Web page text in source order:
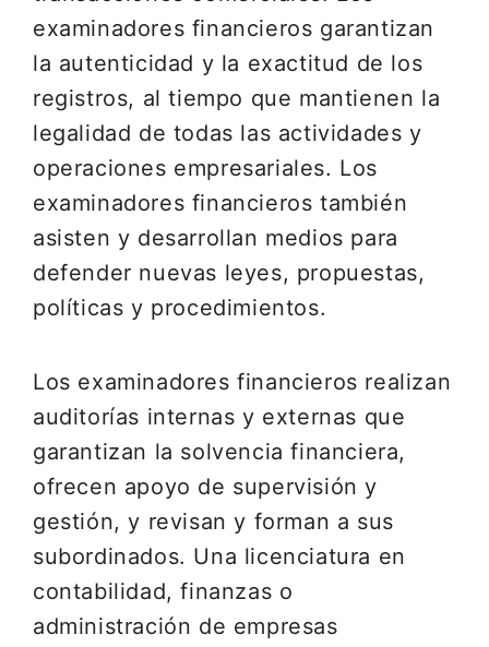
examinadores financieros garantizan
la autenticidad y la exactitud de los
registros, al tiempo que mantienen la
legalidad de todas las actividades y
operaciones empresariales. Los
examinadores financieros también
asisten y desarrollan medios para
defender nuevas leyes, propuestas,
políticas y procedimientos.
Los examinadores financieros realizan
auditorías internas y externas que
garantizan la solvencia financiera,
ofrecen apoyo de supervisión y
gestión, y revisan y forman a sus
subordinados. Una licenciatura en
contabilidad, finanzas o
administración de empresas